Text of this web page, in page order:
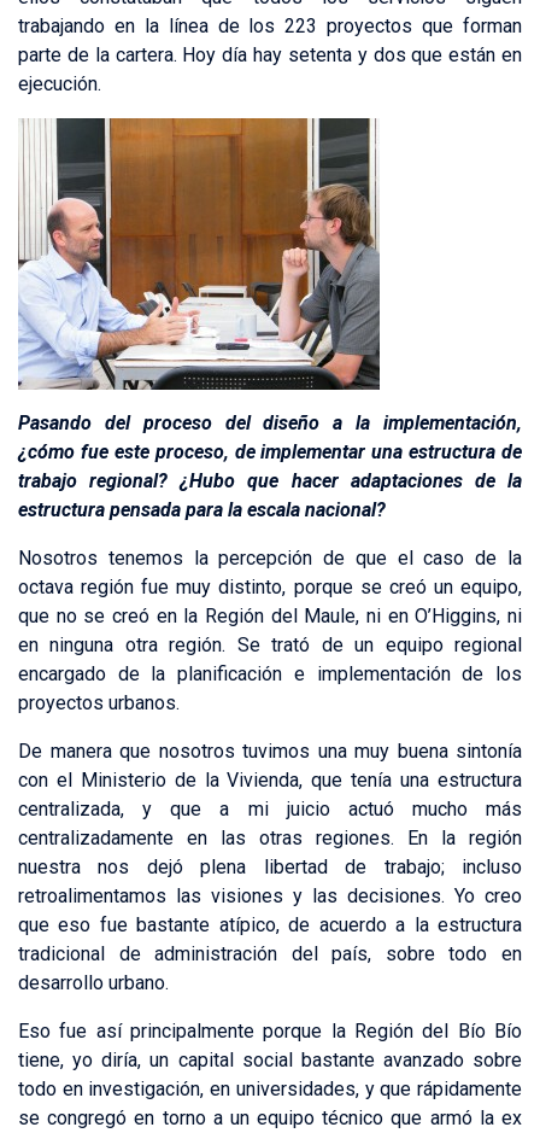
trabajando en la línea de los 223 proyectos que forman
parte de la cartera. Hoy día hay setenta y dos que están en
ejecución.
Pasando del proceso del diseño a la implementación,
¿cómo fue este proceso, de implementar una estructura de
trabajo regional? ¿Hubo que hacer adaptaciones de la
estructura pensada para la escala nacional?
Nosotros tenemos la percepción de que el caso de la
octava región fue muy distinto, porque se creó un equipo,
que no se creó en la Región del Maule, ni en O’Higgins, ni
en ninguna otra región. Se trató de un equipo regional
encargado de la planificación e implementación de los
proyectos urbanos.
De manera que nosotros tuvimos una muy buena sintonía
con el Ministerio de la Vivienda, que tenía una estructura
centralizada, y que a mi juicio actuó mucho más
centralizadamente en las otras regiones. En la región
nuestra nos dejó plena libertad de trabajo; incluso
retroalimentamos las visiones y las decisiones. Yo creo
que eso fue bastante atípico, de acuerdo a la estructura
tradicional de administración del país, sobre todo en
desarrollo urbano.
Eso fue así principalmente porque la Región del Bío Bío
tiene, yo diría, un capital social bastante avanzado sobre
todo en investigación, en universidades, y que rápidamente
se congregó en torno a un equipo técnico que armó la ex